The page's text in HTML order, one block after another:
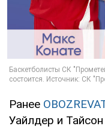
Ранее
Уайлдер и